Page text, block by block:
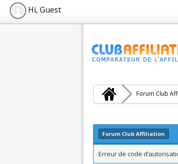
Hi, Guest
Forum Club
Forum Club Affiliation
Erreur de code